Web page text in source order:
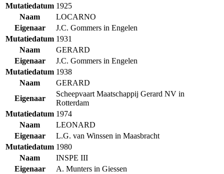
Mutatiedatum 1925
Naam
LOCARNO
Eigenaar
J.C. Gommers in Engelen
Mutatiedatum 1931
Naam
GERARD
Eigenaar
J.C. Gommers in Engelen
Mutatiedatum 1938
Naam
GERARD
Eigenaar
Scheepvaart Maatschappij Gerard NV in
Rotterdam
Mutatiedatum 1974
Naam
LEONARD
Eigenaar
L.G. van Winssen in Maasbracht
Mutatiedatum 1980
Naam
INSPE III
Eigenaar
A. Munters in Giessen